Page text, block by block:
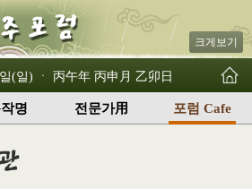
크게보기
(일) ㆍ 丙午年 丙申月 乙卯日
명 전문가用 포럼 Cafe